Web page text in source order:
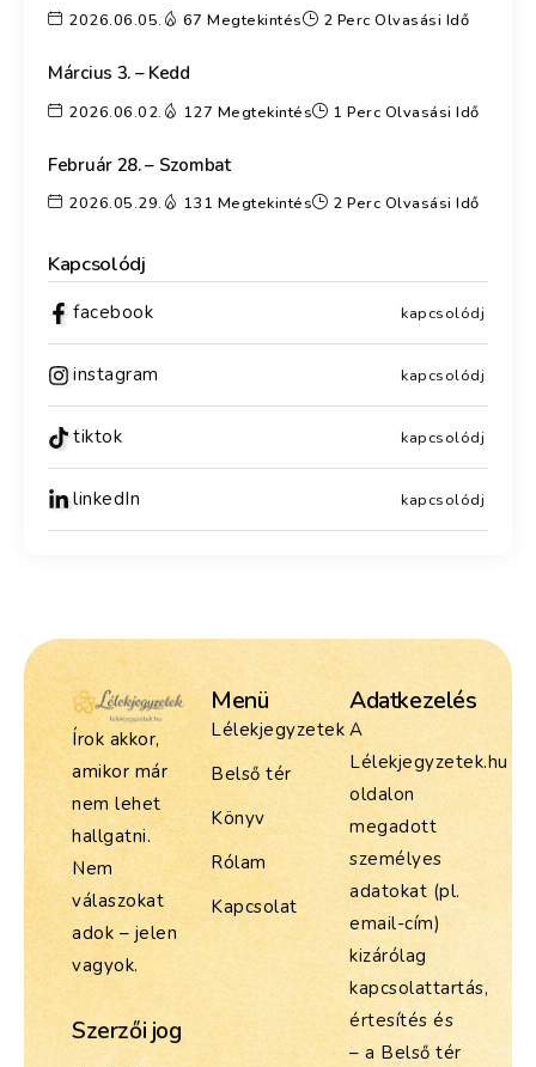
2026.06.05. 67 Megtekintés 2 Perc Olvasási Idő
Március 3. – Kedd
2026.06.02. 127 Megtekintés 1 Perc Olvasási Idő
Február 28. – Szombat
2026.05.29. 131 Megtekintés 2 Perc Olvasási Idő
Kapcsolódj
facebook kapcsolódj
instagram kapcsolódj
tiktok kapcsolódj
linkedIn kapcsolódj
Írok akkor,
amikor már
nem lehet
hallgatni.
Nem
válaszokat
adok – jelen
vagyok.
Szerzői jog
Menü
Lélekjegyzetek
Belső tér
Könyv
Rólam
Kapcsolat
Adatkezelés
A
Lélekjegyzetek.hu
oldalon
megadott
személyes
adatokat (pl.
email-cím)
kizárólag
kapcsolattartás,
értesítés és
– a Belső tér